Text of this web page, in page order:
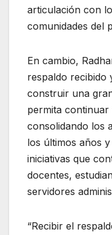
articulación con
comunidades del
En cambio,
respaldo recibido
construir una
permita
consolidando los
los últimos años
iniciativas que
docentes,
servidores
“Recibir el